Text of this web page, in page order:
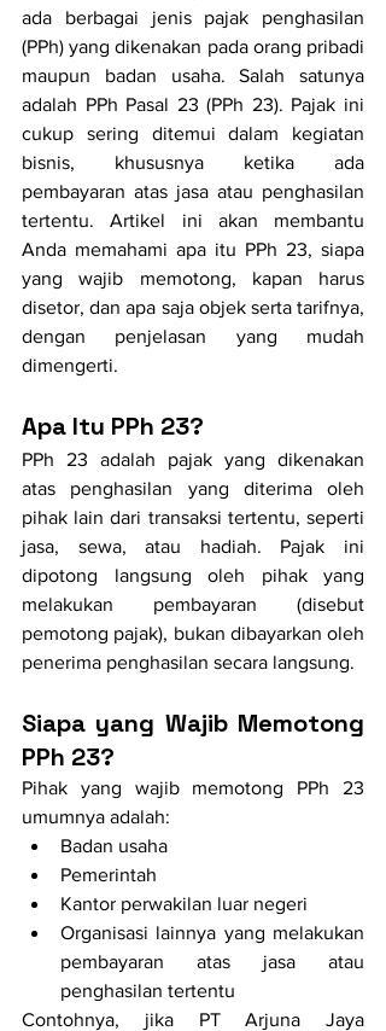
ada berbagai jenis pajak penghasilan
(PPh) yang dikenakan pada orang pribadi
maupun badan usaha. Salah satunya
adalah PPh Pasal 23 (PPh 23). Pajak ini
cukup sering ditemui dalam kegiatan
bisnis, khususnya ketika ada
pembayaran atas jasa atau penghasilan
tertentu. Artikel ini akan membantu
Anda memahami apa itu PPh 23, siapa
yang wajib memotong, kapan harus
disetor, dan apa saja objek serta tarifnya,
dengan penjelasan yang mudah
dimengerti.
Apa Itu PPh 23?
PPh 23 adalah pajak yang dikenakan
atas penghasilan yang diterima oleh
pihak lain dari transaksi tertentu, seperti
jasa, sewa, atau hadiah. Pajak ini
dipotong langsung oleh pihak yang
melakukan pembayaran (disebut
pemotong pajak), bukan dibayarkan oleh
penerima penghasilan secara langsung.
Siapa yang Wajib Memotong
PPh 23?
Pihak yang wajib memotong PPh 23
umumnya adalah:
Badan usaha
Pemerintah
Kantor perwakilan luar negeri
Organisasi lainnya yang melakukan
pembayaran atas jasa atau
penghasilan tertentu
Contohnya, jika PT Arjuna Jaya